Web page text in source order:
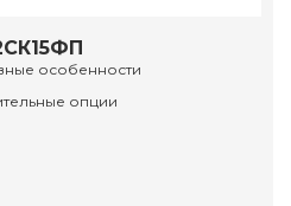
особенности
опции